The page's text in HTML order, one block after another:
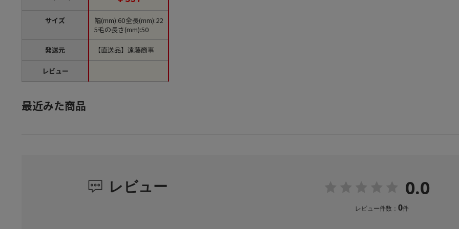
サイズ
発送元
レビュー
幅(mm):60全長(mm):22
5毛の長さ(mm):50
【直送品】遠藤商事
最近みた商品
レビュー 0.0
レビュー件数： 0件